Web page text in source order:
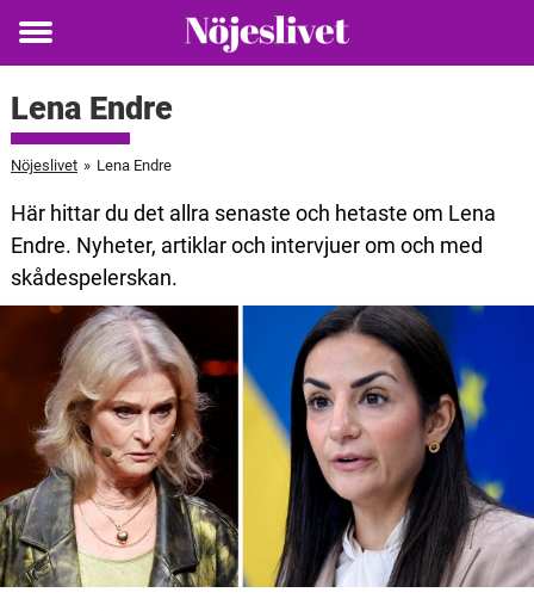
Toggle
Lena Endre
Nöjeslivet » Lena Endre
Här hittar du det allra senaste och hetaste om Lena
Endre. Nyheter, artiklar och intervjuer om och med
skådespelerskan.